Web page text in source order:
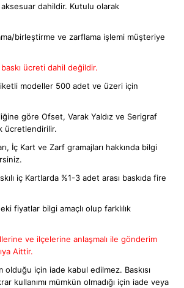
dahildir. Kutulu olarak
birleştirme ve zarflama işlemi müşteriye
ücreti dahil değildir.
modeller 500 adet ve üzeri için
göre Ofset, Varak Yaldız ve Serigraf
ücretlendirilir.
İç Kart ve Zarf gramajları hakkında bilgi
iç Kartlarda %1-3 adet arası baskıda fire
fiyatlar bilgi amaçlı olup farklılık
ve ilçelerine anlaşmalı ile gönderim
Aittir.
olduğu için iade kabul edilmez. Baskısı
kullanımı mümkün olmadığı için iade veya